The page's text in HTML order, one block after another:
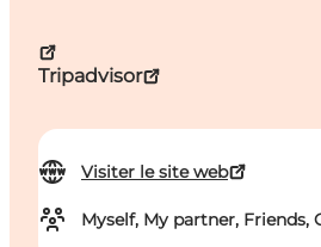
Tripadvisor
Visiter le site web
Myself, My partner, Friends,